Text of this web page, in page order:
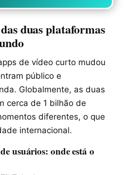
duas plataformas
de vídeo curto mudou
público e
Globalmente, as duas
cerca de 1 bilhão de
diferentes, o que
internacional.
usuários: onde está o